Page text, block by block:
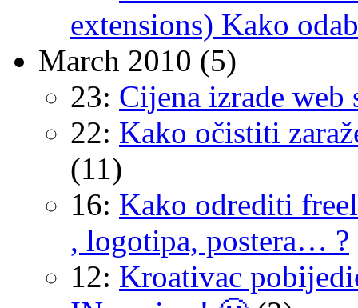
extensions) Kako
March 2010 (5)
23: Cijena izrade web
22: Kako očistiti
(11)
16: Kako odrediti
, logotipa, postera… ?
12: Kroativac